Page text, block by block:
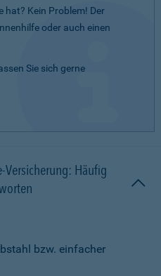
hat? Kein Problem! Der
oder auch einen
Sie sich gerne
Versicherung: Häufig
bzw. einfacher